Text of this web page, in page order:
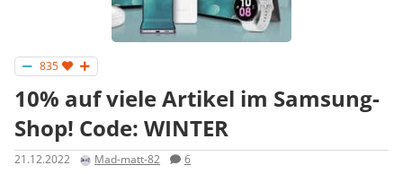
835
10% auf viele Artikel im Samsung-
Shop! Code: WINTER
21.12.2022 Mad-matt-82 6